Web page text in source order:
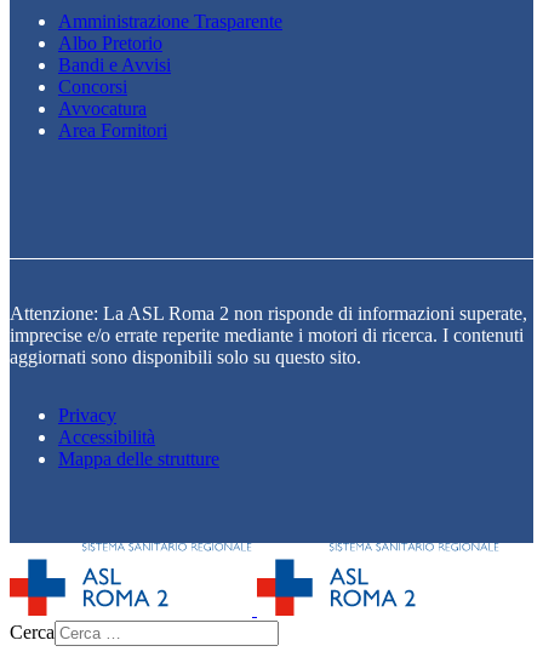
Amministrazione Trasparente
Albo Pretorio
Bandi e Avvisi
Concorsi
Avvocatura
Area Fornitori
Attenzione: La ASL Roma 2 non risponde di informazioni superate,
imprecise e/o errate reperite mediante i motori di ricerca. I contenuti
aggiornati sono disponibili solo su questo sito.
Privacy
Accessibilità
Mappa delle strutture
Cerca